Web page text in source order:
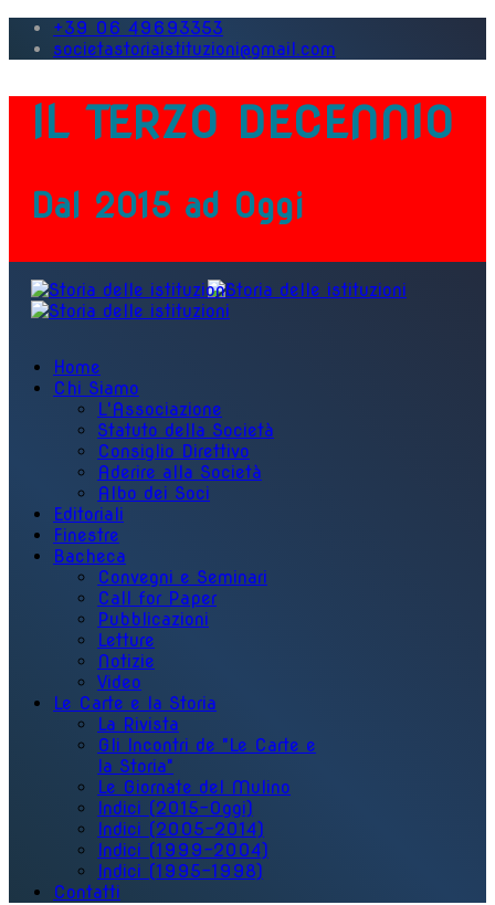
+39 06 49693353
societastoriaistituzioni@gmail.com
IL TERZO DECENNIO
Dal 2015 ad Oggi
Home
Chi Siamo
L'Associazione
Statuto della Società
Consiglio Direttivo
Aderire alla Società
Albo dei Soci
Editoriali
Finestre
Bacheca
Convegni e Seminari
Call for Paper
Pubblicazioni
Letture
Notizie
Video
Le Carte e la Storia
La Rivista
Gli Incontri de "Le Carte e
la Storia"
Le Giornate del Mulino
Indici (2015-Oggi)
Indici (2005-2014)
Indici (1999-2004)
Indici (1995-1998)
Contatti